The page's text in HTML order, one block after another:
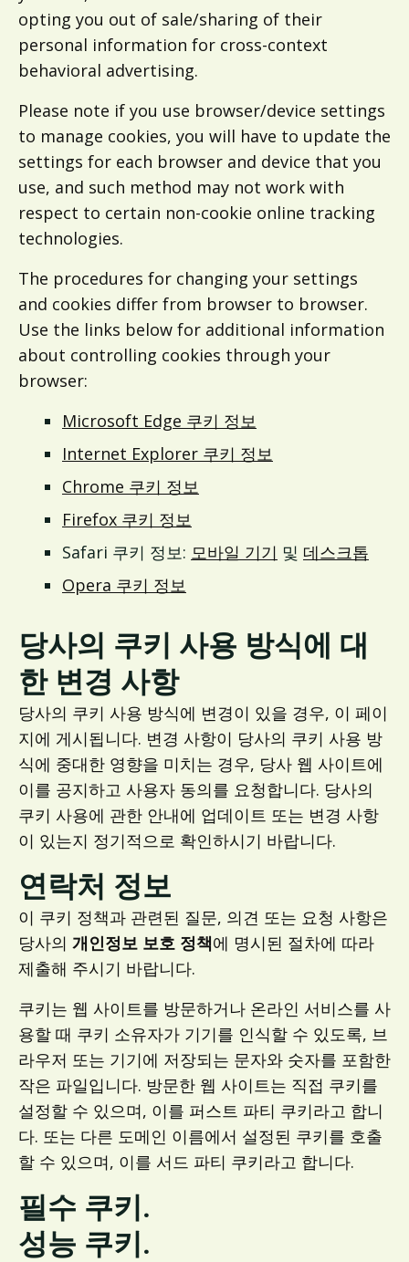
opting you out of sale/sharing of their
personal information for cross-context
behavioral advertising.
Please note if you use browser/device settings
to manage cookies, you will have to update the
settings for each browser and device that you
use, and such method may not work with
respect to certain non-cookie online tracking
technologies.
The procedures for changing your settings
and cookies differ from browser to browser.
Use the links below for additional information
about controlling cookies through your
browser:
Microsoft Edge 쿠키 정보
Internet Explorer 쿠키 정보
Chrome 쿠키 정보
Firefox 쿠키 정보
Safari 쿠키 정보: 모바일 기기 및 데스크톱
Opera 쿠키 정보
당사의 쿠키 사용 방식에 대
한 변경 사항
당사의 쿠키 사용 방식에 변경이 있을 경우, 이 페이
지에 게시됩니다. 변경 사항이 당사의 쿠키 사용 방
식에 중대한 영향을 미치는 경우, 당사 웹 사이트에
이를 공지하고 사용자 동의를 요청합니다. 당사의
쿠키 사용에 관한 안내에 업데이트 또는 변경 사항
이 있는지 정기적으로 확인하시기 바랍니다.
연락처 정보
이 쿠키 정책과 관련된 질문, 의견 또는 요청 사항은
당사의 개인정보 보호 정책에 명시된 절차에 따라
제출해 주시기 바랍니다.
쿠키는 웹 사이트를 방문하거나 온라인 서비스를 사
용할 때 쿠키 소유자가 기기를 인식할 수 있도록, 브
라우저 또는 기기에 저장되는 문자와 숫자를 포함한
작은 파일입니다. 방문한 웹 사이트는 직접 쿠키를
설정할 수 있으며, 이를 퍼스트 파티 쿠키라고 합니
다. 또는 다른 도메인 이름에서 설정된 쿠키를 호출
할 수 있으며, 이를 서드 파티 쿠키라고 합니다.
필수 쿠키.
성능 쿠키.